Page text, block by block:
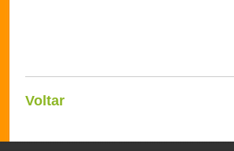
Voltar